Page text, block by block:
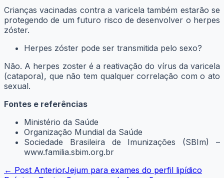
Crianças vacinadas contra a varicela também estarão se
protegendo de um futuro risco de desenvolver o herpes
zóster.
Herpes zóster pode ser transmitida pelo sexo?
Não. A herpes zoster é a reativação do vírus da varicela
(catapora), que não tem qualquer correlação com o ato
sexual.
Fontes e referências
Ministério da Saúde
Organização Mundial da Saúde
Sociedade Brasileira de Imunizações (SBIm) –
www.familia.sbim.org.br
Navegação
← Post AnteriorJejum para exames do perfil lipídico